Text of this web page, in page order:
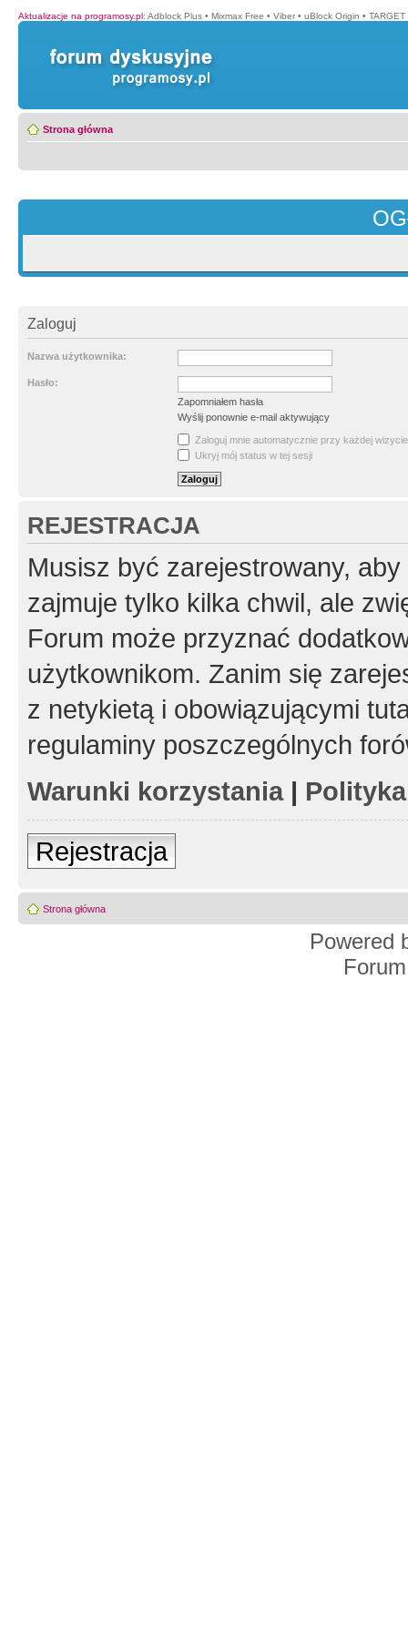
Aktualizacje na programosy.pl: Adblock Plus • Mixmax Free • Viber • uBlock Origin •
Strona główna
Zaloguj
Nazwa użytkownika:
Hasło:
Zapomniałem hasła
Wyślij ponownie e-mail aktywujący
Zaloguj mnie automatycznie przy każdej wizycie
Ukryj mój status w tej sesji
REJESTRACJA
Musisz być zarejestrowany,
zajmuje tylko kilka chwil, ale
Forum może przyznać
użytkownikom. Zanim się
z netykietą i obowiązującymi
regulaminy poszczególnych
Warunki korzystania|
Rejestracja
Strona główna
Powered